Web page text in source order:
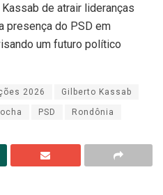
de atrair lideranças
presença do PSD em
um futuro político
2026 Gilberto Kassab
PSD Rondônia